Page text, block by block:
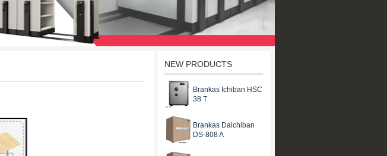
NEW PRODUCTS
Brankas Ichiban HSC
38 T
Brankas Daichiban
DS-808 A